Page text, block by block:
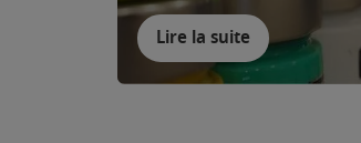
Lire la suite